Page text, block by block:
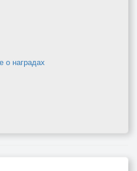
о наградах